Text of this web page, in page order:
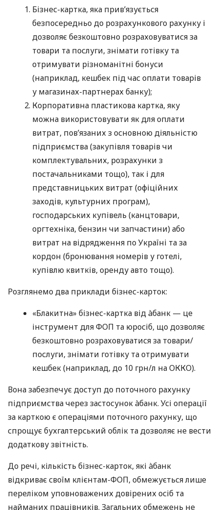
Бізнес-картка, яка прив’язується
безпосередньо до розрахункового рахунку і
дозволяє безкоштовно розраховуватися за
товари та послуги, знімати готівку та
отримувати різноманітні бонуси
(наприклад, кешбек під час оплати товарів
у магазинах-партнерах банку);
Корпоративна пластикова картка, яку
можна використовувати як для оплати
витрат, пов’язаних з основною діяльністю
підприємства (закупівля товарів чи
комплектувальних, розрахунки з
постачальниками тощо), так і для
представницьких витрат (офіційних
заходів, культурних програм),
господарських купівель (канцтовари,
оргтехніка, бензин чи запчастини) або
витрат на відрядження по Україні та за
кордон (бронювання номерів у готелі,
купівлю квитків, оренду авто тощо).
Розглянемо два приклади бізнес-карток:
«Блакитна» бізнес-картка від àбанк — це
інструмент для ФОП та юросіб, що дозволяє
безкоштовно розраховуватися за товари/
послуги, знімати готівку та отримувати
кешбек (наприклад, до 10 грн/л на ОККО).
Вона забезпечує доступ до поточного рахунку
підприємства через застосунок àбанк. Усі операції
за карткою є операціями поточного рахунку, що
спрощує бухгалтерський облік та дозволяє не вести
додаткову звітність.
До речі, кількість бізнес-карток, які àбанк
відкриває своїм клієнтам-ФОП, обмежується лише
переліком уповноважених довірених осіб та
найманих працівників. Загальних обмежень не